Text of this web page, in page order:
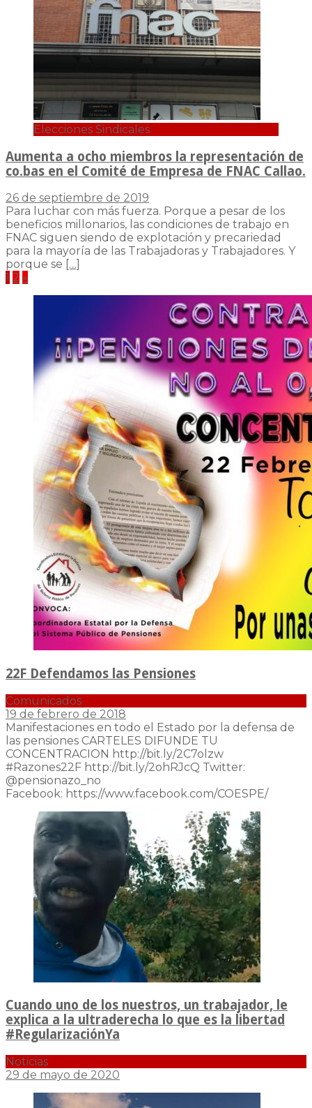
Elecciones Sindicales
Aumenta a ocho miembros la representación de
co.bas en el Comité de Empresa de FNAC Callao.
26 de septiembre de 2019
Para luchar con más fuerza. Porque a pesar de los
beneficios millonarios, las condiciones de trabajo en
FNAC siguen siendo de explotación y precariedad
para la mayoría de las Trabajadoras y Trabajadores. Y
porque se […]
Paginación
1 2 »
22F Defendamos las Pensiones
Comunicados
19 de febrero de 2018
Manifestaciones en todo el Estado por la defensa de
las pensiones CARTELES DIFUNDE TU
CONCENTRACION http://bit.ly/2C7olzw
#Razones22F http://bit.ly/2ohRJcQ Twitter:
@pensionazo_no
Facebook: https://www.facebook.com/COESPE/
Cuando uno de los nuestros, un trabajador, le
explica a la ultraderecha lo que es la libertad
#RegularizaciónYa
Noticias
29 de mayo de 2020